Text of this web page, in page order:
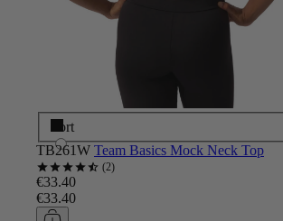
Sort
TB261W Team Basics Mock Neck Top
2
€33.40
€33.40